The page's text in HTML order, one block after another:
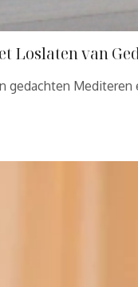
Loslaten van
gedachten